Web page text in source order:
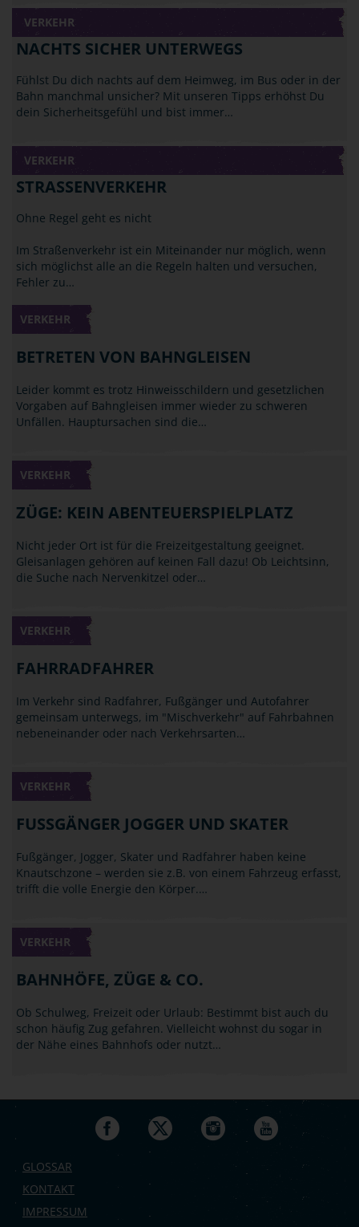
VERKEHR
NACHTS SICHER UNTERWEGS
Fühlst Du dich nachts auf dem Heimweg, im Bus oder in der
Bahn manchmal unsicher? Mit unseren Tipps erhöhst Du
dein Sicherheitsgefühl und bist immer…
VERKEHR
STRASSENVERKEHR
Ohne Regel geht es nicht
Im Straßenverkehr ist ein Miteinander nur möglich, wenn
sich möglichst alle an die Regeln halten und versuchen,
Fehler zu…
VERKEHR
BETRETEN VON BAHNGLEISEN
Leider kommt es trotz Hinweisschildern und gesetzlichen
Vorgaben auf Bahngleisen immer wieder zu schweren
Unfällen. Hauptursachen sind die…
VERKEHR
ZÜGE: KEIN ABENTEUERSPIELPLATZ
Nicht jeder Ort ist für die Freizeitgestaltung geeignet.
Gleisanlagen gehören auf keinen Fall dazu! Ob Leichtsinn,
die Suche nach Nervenkitzel oder…
VERKEHR
FAHRRADFAHRER
Im Verkehr sind Radfahrer, Fußgänger und Autofahrer
gemeinsam unterwegs, im "Mischverkehr" auf Fahrbahnen
nebeneinander oder nach Verkehrsarten…
VERKEHR
FUSSGÄNGER JOGGER UND SKATER
Fußgänger, Jogger, Skater und Radfahrer haben keine
Knautschzone – werden sie z.B. von einem Fahrzeug erfasst,
trifft die volle Energie den Körper.…
VERKEHR
BAHNHÖFE, ZÜGE & CO.
Ob Schulweg, Freizeit oder Urlaub: Bestimmt bist auch du
schon häufig Zug gefahren. Vielleicht wohnst du sogar in
der Nähe eines Bahnhofs oder nutzt…
GLOSSAR
KONTAKT
IMPRESSUM